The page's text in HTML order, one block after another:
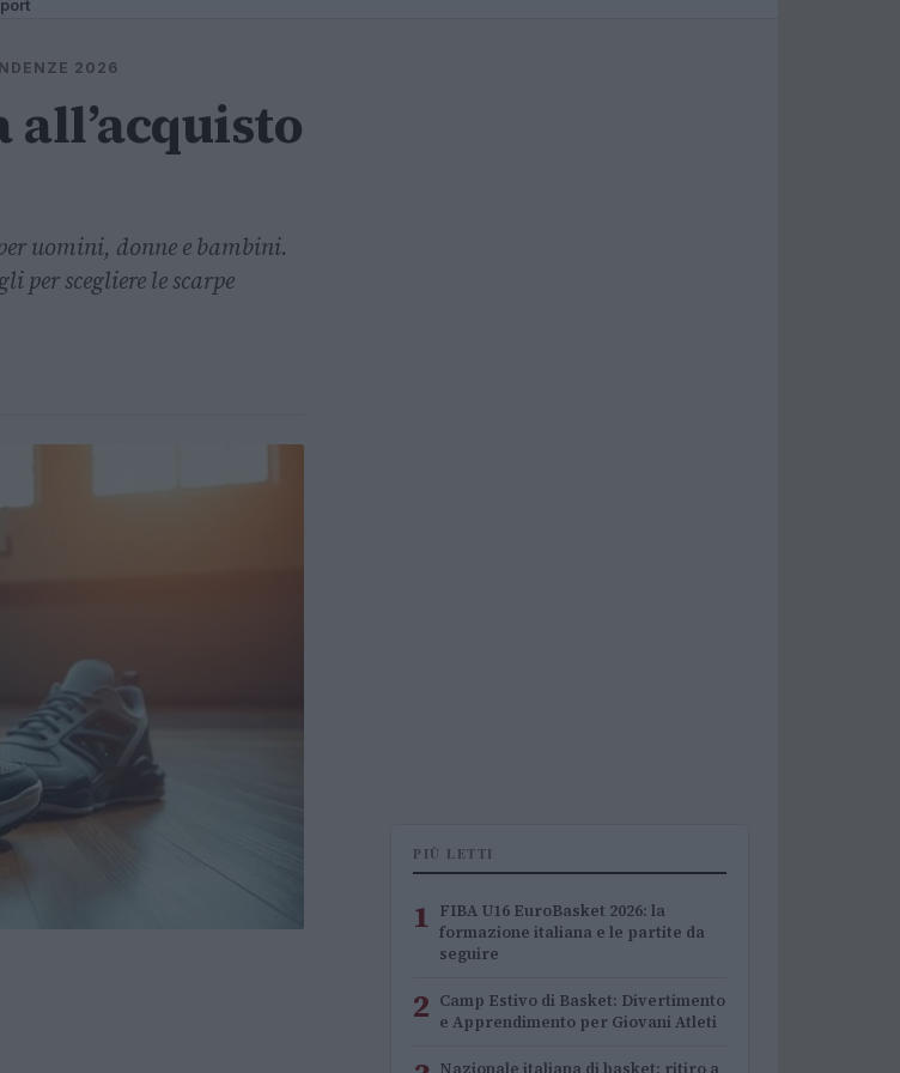
2026
all’acquisto
uomini, donne e bambini.
per scegliere le scarpe
PIÙ LETTI
1 FIBA U16 EuroBasket 2026: la
formazione italiana e le partite da
seguire
2 Camp Estivo di Basket: Divertimento
e Apprendimento per Giovani Atleti
Nazionale italiana di basket: ritiro a